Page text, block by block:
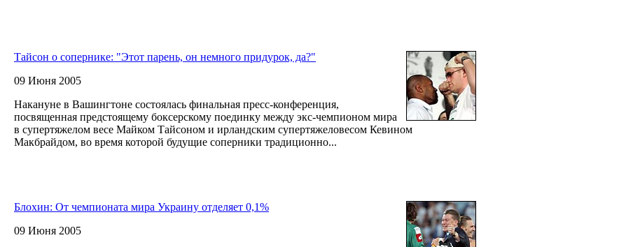
Тайсон о сопернике: "Этот парень, он немного придурок, да?"
09 Июня 2005
Накануне в Вашингтоне состоялась финальная пресс-конференция,
посвященная предстоящему боксерскому поединку между экс-чемпионом мира
в супертяжелом весе Майком Тайсоном и ирландским супертяжеловесом Кевином
Макбрайдом, во время которой будущие соперники традиционно...
Блохин: От чемпионата мира Украину отделяет 0,1%
09 Июня 2005